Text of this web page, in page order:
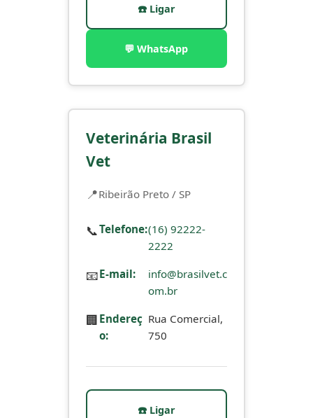
☎️ Ligar
💬 WhatsApp
Veterinária Brasil
Vet
Ribeirão Preto / SP
📞Telefone:(16) 92222-
2222
📧E-mail:
info@brasilvet.c
om.br
🏢 Endereç
o:
Rua Comercial,
750
☎️ Ligar